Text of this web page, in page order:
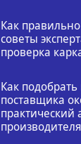
Как
советы
проверка
Как
поставщика
практический
производителя